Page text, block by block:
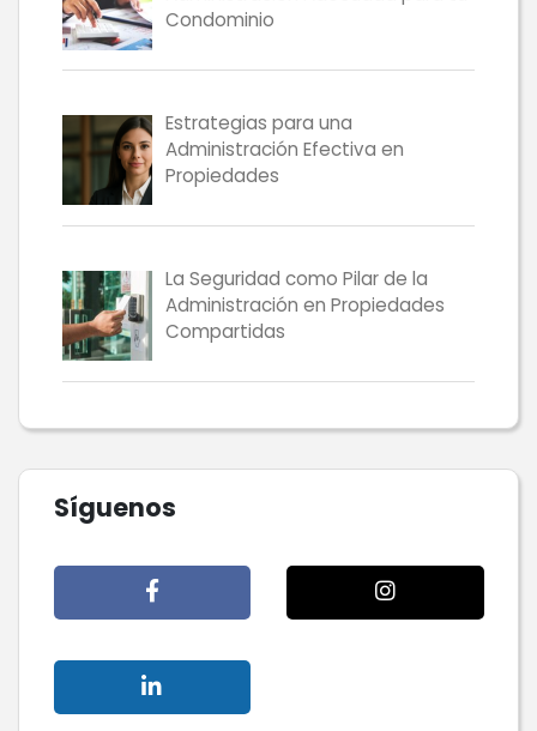
Condominio
Estrategias para una
Administración Efectiva en
Propiedades
La Seguridad como Pilar de la
Administración en Propiedades
Compartidas
Síguenos